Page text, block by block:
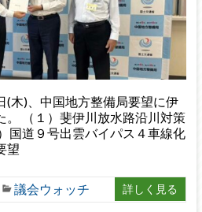
(木)、中国地方整備局要望に伊
。 （１）斐伊川放水路沿川対策
国道９号出雲バイパス４車線化
望
議会ウォッチ 詳しく見る